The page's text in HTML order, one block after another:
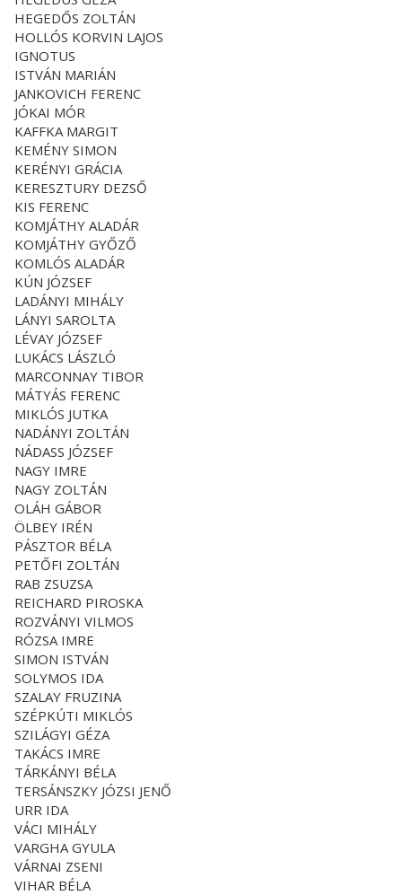
HEGEDŐS ZOLTÁN
HOLLÓS KORVIN LAJOS
IGNOTUS
ISTVÁN MARIÁN
JANKOVICH FERENC
JÓKAI MÓR
KAFFKA MARGIT
KEMÉNY SIMON
KERÉNYI GRÁCIA
KERESZTURY DEZSŐ
KIS FERENC
KOMJÁTHY ALADÁR
KOMJÁTHY GYŐZŐ
KOMLÓS ALADÁR
KÚN JÓZSEF
LADÁNYI MIHÁLY
LÁNYI SAROLTA
LÉVAY JÓZSEF
LUKÁCS LÁSZLÓ
MARCONNAY TIBOR
MÁTYÁS FERENC
MIKLÓS JUTKA
NADÁNYI ZOLTÁN
NÁDASS JÓZSEF
NAGY IMRE
NAGY ZOLTÁN
OLÁH GÁBOR
ÖLBEY IRÉN
PÁSZTOR BÉLA
PETŐFI ZOLTÁN
RAB ZSUZSA
REICHARD PIROSKA
ROZVÁNYI VILMOS
RÓZSA IMRE
SIMON ISTVÁN
SOLYMOS IDA
SZALAY FRUZINA
SZÉPKÚTI MIKLÓS
SZILÁGYI GÉZA
TAKÁCS IMRE
TÁRKÁNYI BÉLA
TERSÁNSZKY JÓZSI JENŐ
URR IDA
VÁCI MIHÁLY
VARGHA GYULA
VÁRNAI ZSENI
VIHAR BÉLA